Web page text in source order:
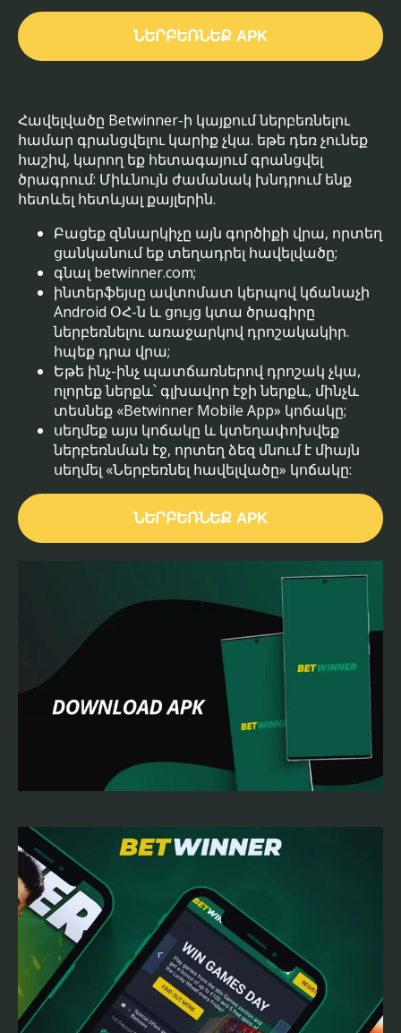
ՆԵՐԲԵՌՆԵՔ APK
Հավելվածը Betwinner-ի կայքում ներբեռնելու
համար գրանցվելու կարիք չկա. եթե դեռ չունեք
հաշիվ, կարող եք հետագայում գրանցվել
ծրագրում: Միևնույն ժամանակ խնդրում ենք
հետևել հետևյալ քայլերին.
Բացեք զննարկիչը այն գործիքի վրա, որտեղ
ցանկանում եք տեղադրել հավելվածը;
գնալ betwinner.com;
ինտերֆեյսը ավտոմատ կերպով կճանաչի
Android ՕՀ-ն և ցույց կտա ծրագիրը
ներբեռնելու առաջարկով դրոշակակիր.
հպեք դրա վրա;
Եթե ​​ինչ-ինչ պատճառներով դրոշակ չկա,
ոլորեք ներքև՝ գլխավոր էջի ներքև, մինչև
տեսնեք «Betwinner Mobile App» կոճակը;
սեղմեք այս կոճակը և կտեղափոխվեք
ներբեռնման էջ, որտեղ ձեզ մնում է միայն
սեղմել «Ներբեռնել հավելվածը» կոճակը:
ՆԵՐԲԵՌՆԵՔ APK